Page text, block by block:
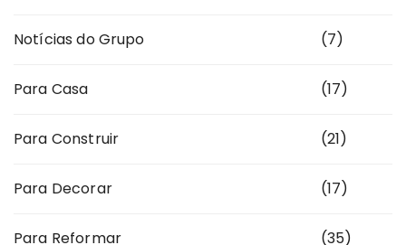
Notícias do Grupo (7)
Para Casa (17)
Para Construir (21)
Para Decorar (17)
Para Reformar (35)